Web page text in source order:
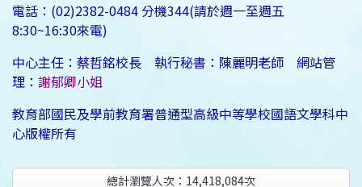
電話：(02)2382-0484 分機344(請於週一至週五
8:30~16:30來電)
中心主任：蔡哲銘校長 執行秘書：陳麗明老師 網站管
理： 謝郁卿小姐
教育部國民及學前教育署普通型高級中等學校國語文學科中
心版權所有
總計瀏覽人次： 14,418,084次